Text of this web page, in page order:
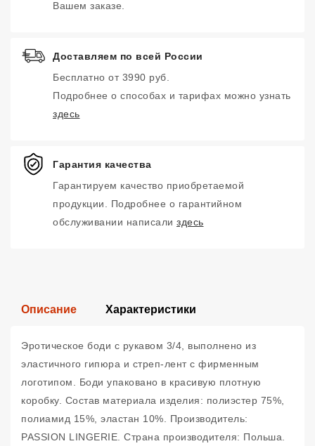
Вашем заказе.
Доставляем по всей России
Бесплатно от 3990 руб.
Подробнее о способах и тарифах можно узнать
здесь
Гарантия качества
Гарантируем качество приобретаемой
продукции. Подробнее о гарантийном
обслуживании написали здесь
Описание Характеристики
Эротическое боди с рукавом 3/4, выполнено из
эластичного гипюра и стреп-лент с фирменным
логотипом. Боди упаковано в красивую плотную
коробку. Состав материала изделия: полиэстер 75%,
полиамид 15%, эластан 10%. Производитель:
PASSION LINGERIE. Страна производителя: Польша.